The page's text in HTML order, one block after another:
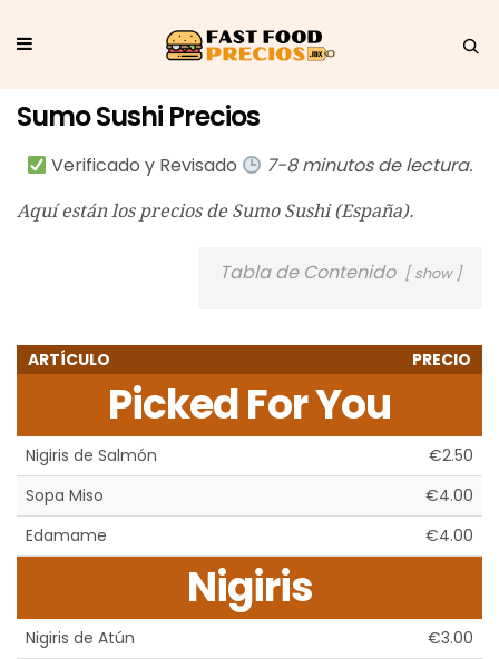
Sumo Sushi Precios
Verificado y Revisado 7-8 minutos de lectura.
Aquí están los precios de Sumo Sushi (España).
Tabla de Contenido show
ARTÍCULO PRECIO
Picked For You
Nigiris de Salmón
€2.50
Sopa Miso
€4.00
Edamame
€4.00
Nigiris
Nigiris de Atún
€3.00